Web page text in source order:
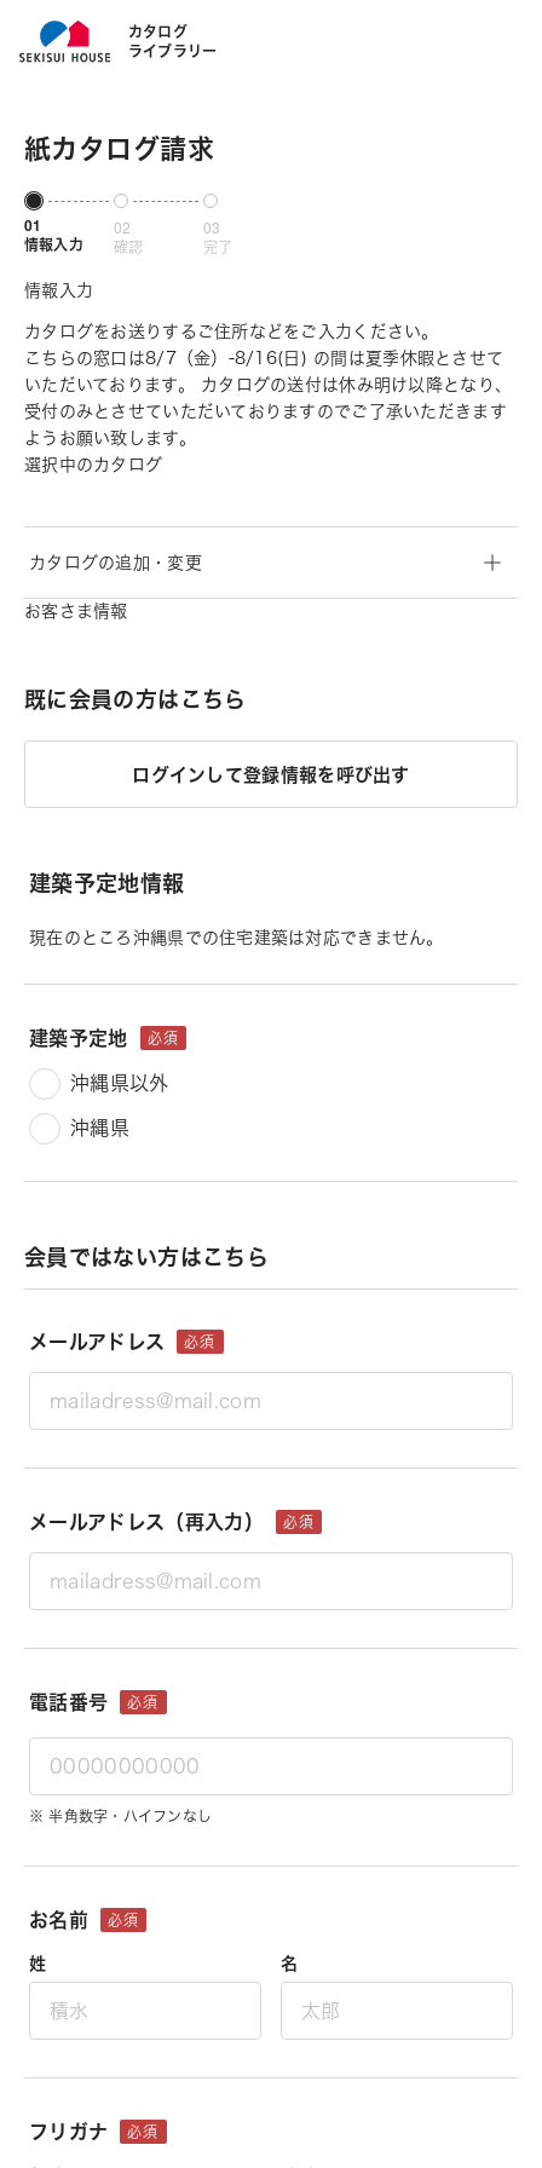
カタログ
ライブラリー
紙カタログ請求
01
情報入力
02
確認
03
完了
情報入力
カタログをお送りするご住所などをご入力ください。
こちらの窓口は8/7（金）-8/16(日) の間は夏季休暇とさせて
いただいております。 カタログの送付は休み明け以降となり、
受付のみとさせていただいておりますのでご了承いただきます
ようお願い致します。
選択中のカタログ
カタログの追加・変更
お客さま情報
既に会員の方はこちら
ログインして登録情報を呼び出す
建築予定地情報
現在のところ沖縄県での住宅建築は対応できません。
建築予定地 必須
沖縄県以外
沖縄県
会員ではない方はこちら
メールアドレス 必須
メールアドレス（再入力） 必須
電話番号 必須
※ 半角数字・ハイフンなし
お名前 必須
姓 名
フリガナ 必須